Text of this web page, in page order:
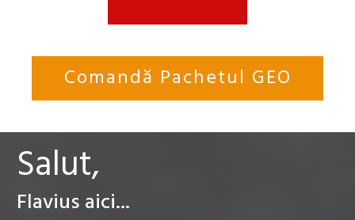
Comandă Pachetul GEO
Salut,
Flavius aici...